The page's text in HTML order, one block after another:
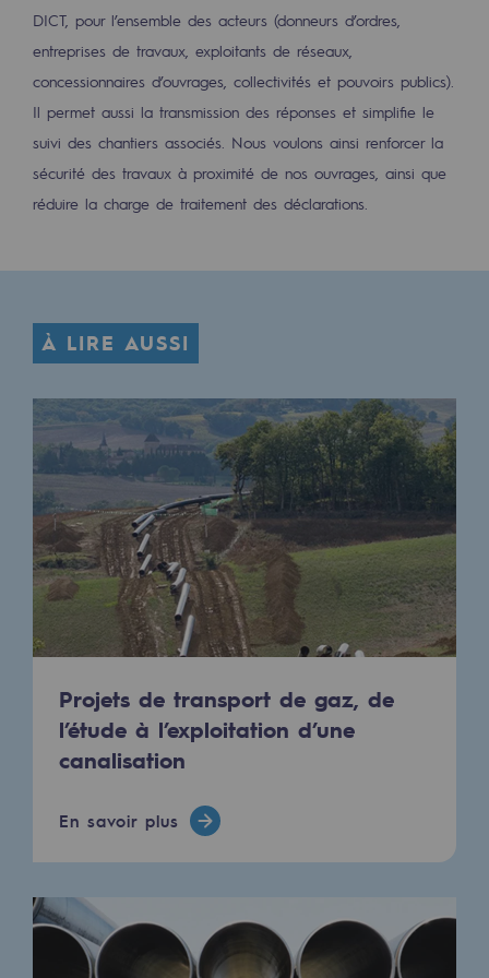
Sécurité et cybersécurité
Santé et sécurité au travail
Sécurité industrielle
Gouvernance responsable
Gouvernance responsable
CADRE, le programme gouvernance
Éthique et conformité
Achats responsables
Fonds de dotation
Fonds de dotation
Présentation du fonds de dotation
Gouvernance du fonds de dotation et
Soumettre un projet
Nos activités
Nos activités
Transport de gaz
Transport de gaz
Savoir-faire
Projet type
Exploitation du réseau de gaz
DICT, pour l’ensemble des acteurs (donneurs d’ordres,
entreprises de travaux, exploitants de réseaux,
concessionnaires d’ouvrages, collectivités et pouvoirs publics).
Il permet aussi la transmission des réponses et simplifie le
suivi des chantiers associés. Nous voulons ainsi renforcer la
sécurité des travaux à proximité de nos ouvrages, ainsi que
réduire la charge de traitement des déclarations.
À LIRE AUSSI
Projets de transport de gaz, de
l’étude à l’exploitation d’une
canalisation
En savoir plus